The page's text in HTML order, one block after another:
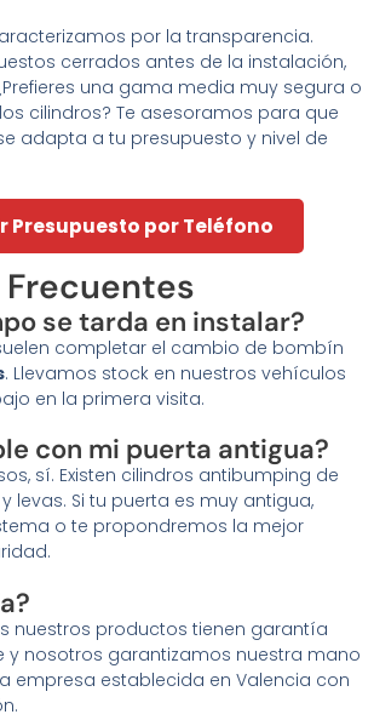
por la transparencia.
cerrados antes de la instalación,
una gama media muy segura o
los cilindros? Te asesoramos para que
adapta a tu presupuesto y nivel de
Presupuesto por Teléfono
se tarda en instalar?
completar el cambio de bombín
. Llevamos stock en nuestros vehículos
en la primera visita.
con mi puerta antigua?
sí. Existen cilindros antibumping de
levas. Si tu puerta es muy antigua,
o te propondremos la mejor
nuestros productos tienen garantía
y nosotros garantizamos nuestra mano
empresa establecida en Valencia con